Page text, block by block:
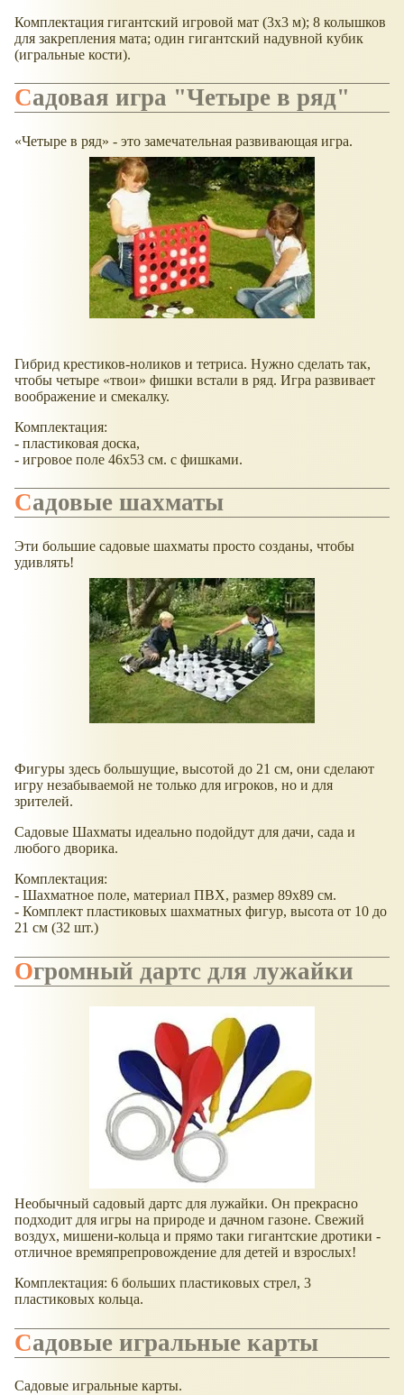
Комплектация гигантский игровой мат (3x3 м); 8 колышков
для закрепления мата; один гигантский надувной кубик
(игральные кости).
Садовая игра "Четыре в ряд"
Четыре в ряд - это замечательная развивающая игра.
Гибрид крестиков-ноликов и тетриса. Нужно сделать так,
чтобы четыре
твои
фишки встали в ряд. Игра развивает
воображение и смекалку.
Комплектация:
- пластиковая доска,
- игровое поле 46х53 см. с фишками.
Садовые шахматы
Эти большие садовые шахматы просто созданы, чтобы
удивлять!
Фигуры здесь большущие, высотой до 21 см, они сделают
игру незабываемой не только для игроков, но и для
зрителей.
Садовые Шахматы идеально подойдут для дачи, сада и
любого дворика.
Комплектация:
- Шахматное поле, материал ПВХ, размер 89х89 см.
- Комплект пластиковых шахматных фигур, высота от 10 до
21 см (32 шт.)
Огромный дартс для лужайки
Необычный садовый дартс для лужайки. Он прекрасно
подходит для игры на природе и дачном газоне. Свежий
воздух, мишени-кольца и прямо таки гигантские дротики -
отличное времяпрепровождение для детей и взрослых!
Комплектация: 6 больших пластиковых стрел, 3
пластиковых кольца.
Садовые игральные карты
Садовые игральные карты.